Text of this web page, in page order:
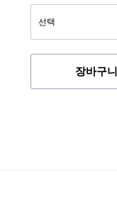
장바구니